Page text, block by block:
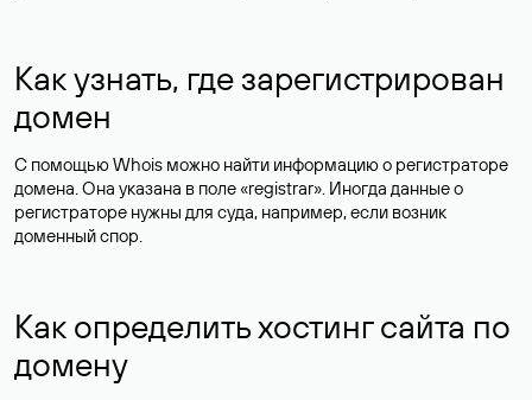
Как узнать, где зарегистрирован
домен
С помощью Whois можно найти информацию о регистраторе
домена. Она указана в поле «registrar». Иногда данные о
регистраторе нужны для суда, например, если возник
доменный спор.
Как определить хостинг сайта по
домену